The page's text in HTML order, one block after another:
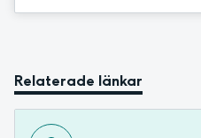
Relaterade länkar